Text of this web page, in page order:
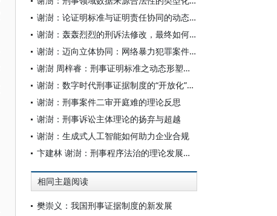
谢澍：论证明标准与证明责任协同的动态指控体系
谢澍：轰轰烈烈的刑诉法修改，最终如何落到实处？
谢澍：迈向立体协同：网络暴力犯罪案件中的证据供给
谢澍 周梓睿：刑事证明标准之动态形塑——从“原子分析”到“整体认知”的证明进路
谢澍：数字时代刑事证据制度的“开放化”转型逻辑
谢澍：刑事案件二审开庭难的理论反思
谢澍：刑事诉讼主体理论的扬弃与超越
谢澍：生成式人工智能如何助力企业合规
卞建林 谢澍：刑事程序法治的理论发展与制度创新
相同主题阅读
樊崇义：我国刑事证据制度的新发展